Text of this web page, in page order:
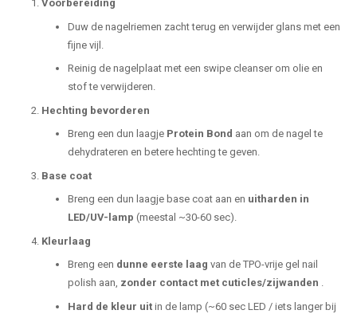
Voorbereiding
Duw de nagelriemen zacht terug en verwijder glans met een
fijne vijl.
Reinig de nagelplaat met een swipe cleanser om olie en
stof te verwijderen.
Hechting bevorderen
Breng een dun laagje Protein Bond aan om de nagel te
dehydrateren en betere hechting te geven.
Base coat
Breng een dun laagje base coat aan en uitharden in
LED/UV-lamp (meestal ~30-60 sec).
Kleurlaag
Breng een dunne eerste laag van de TPO-vrije gel nail
polish aan, zonder contact met cuticles/zijwanden .
Hard de kleur uitin de lamp (~60 sec LED / iets langer bij